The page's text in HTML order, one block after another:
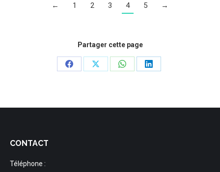
← 1 2 3 4 5 →
Partager cette page
Share
Share
Share
Share
CONTACT
Téléphone :